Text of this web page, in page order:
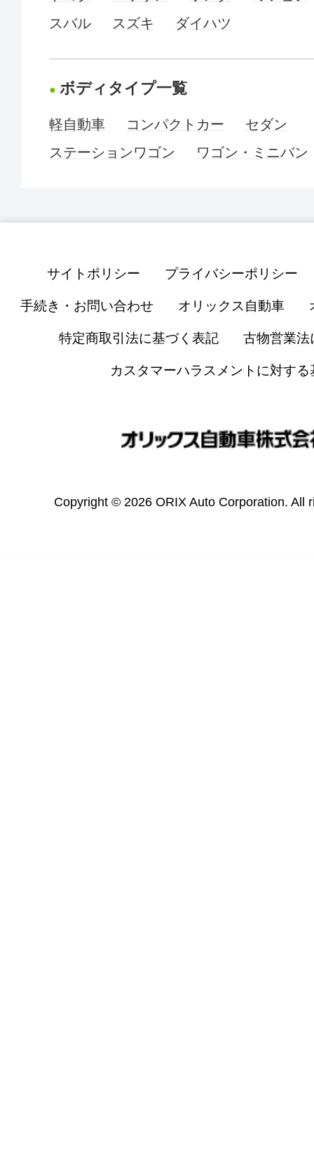
スバル
スズキ ダイハツ
ボディタイプ一覧
軽自動車 コンパクトカー
セダン
ステーションワゴン
ワゴン・ミニバン
サイトポリシー プライバシーポリシー
手続き・お問い合わせ オリックス自動車
特定商取引法に基づく表記 古物営業法
カスタマーハラスメントに対する
Copyright © 2026 ORIX Auto Corporation. All